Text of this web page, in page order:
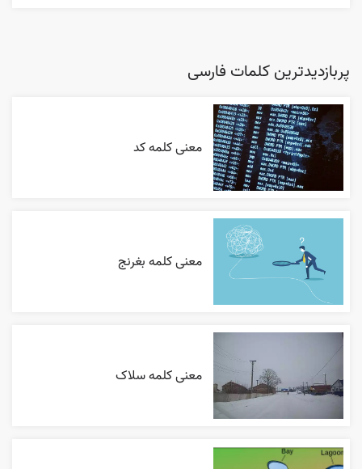
پربازدیدترین کلمات فارسی
معنی کلمه کد
معنی کلمه بغرنج
معنی کلمه سلاک